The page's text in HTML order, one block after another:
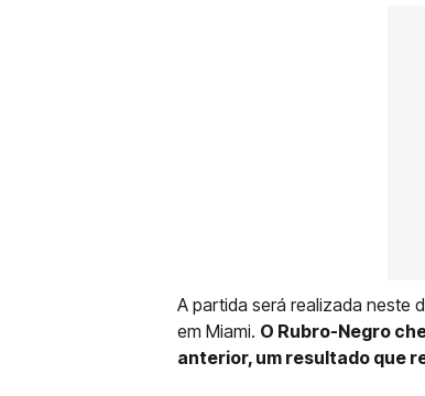
A partida será realizada neste
em Miami. O Rubro-Negro
anterior, um resultado que